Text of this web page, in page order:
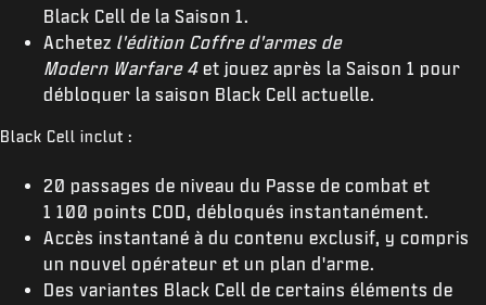
Black Cell de la Saison 1.
Achetez l'édition Coffre d'armes de
Modern Warfare 4 et jouez après la Saison 1 pour
débloquer la saison Black Cell actuelle.
Black Cell inclut :
20 passages de niveau du Passe de combat et
1 100 points COD, débloqués instantanément.
Accès instantané à du contenu exclusif, y compris
un nouvel opérateur et un plan d'arme.
Des variantes Black Cell de certains éléments de